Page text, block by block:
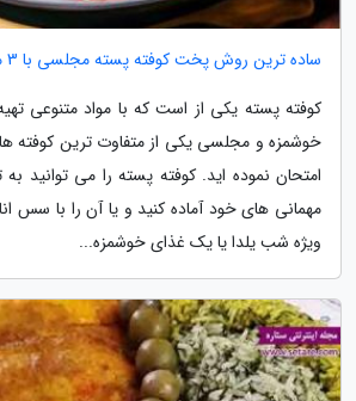
ساده ترین روش پخت کوفته پسته مجلسی با 3 مدل سس مختلف
کوفته پسته یکی از است که با مواد متنوعی
خوشمزه و مجلسی یکی از متفاوت ترین کوفته
امتحان نموده اید. کوفته پسته را می توانید
مهمانی های خود آماده کنید و یا آن را با سس
ویژه شب یلدا یا یک غذای خوشمزه...